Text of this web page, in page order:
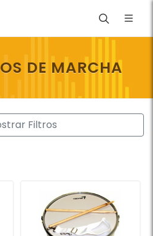
DE MARCHA
Filtros